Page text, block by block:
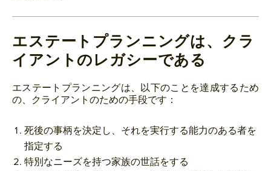
エステートプランニングは、クラ
イアントのレガシーである
エステートプランニングは、以下のことを達成するため
の、クライアントのための手段です：
死後の事柄を決定し、それを実行する能力のある者を
指定する
特別なニーズを持つ家族の世話をする